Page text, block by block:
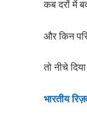
कब दरों में
और किन
तो नीचे
भारतीय